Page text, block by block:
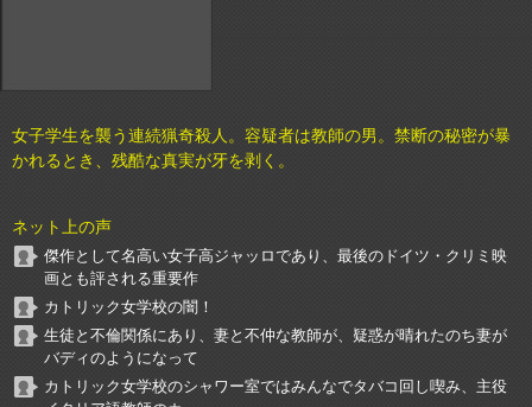
女子学生を襲う連続猟奇殺人。容疑者は教師の男。禁断の秘密が暴
かれるとき、残酷な真実が牙を剥く。
ネット上の声
傑作として名高い女子高ジャッロであり、最後のドイツ・クリミ映
画とも評される重要作
カトリック女学校の闇！
生徒と不倫関係にあり、妻と不仲な教師が、疑惑が晴れたのち妻が
バディのようになって
カトリック女学校のシャワー室ではみんなでタバコ回し喫み、主役